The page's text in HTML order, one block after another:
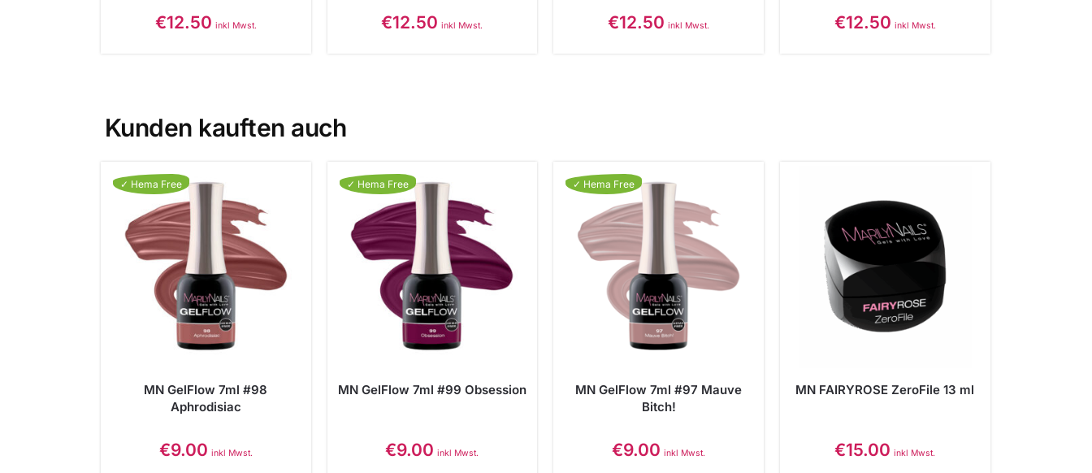
€12.50 inkl Mwst. €12.50 inkl Mwst. €12.50 inkl Mwst. €12.50 inkl Mwst.
Kunden kauften auch
✓ Hema Free
MN GelFlow 7ml #98
Aphrodisiac
€9.00 inkl Mwst.
✓ Hema Free
MN GelFlow 7ml #99 Obsession
€9.00 inkl Mwst.
✓ Hema Free
MN GelFlow 7ml #97 Mauve
Bitch!
€9.00 inkl Mwst.
MN FAIRYROSE ZeroFile 13 ml
€15.00 inkl Mwst.